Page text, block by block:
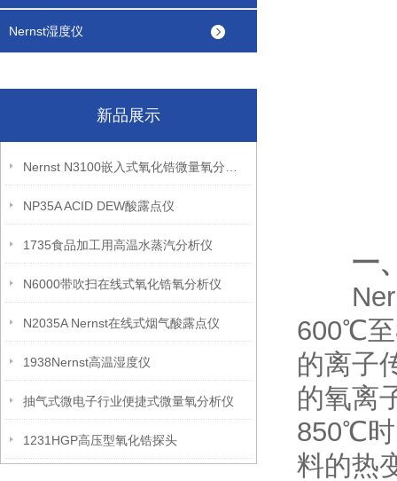
Nernst湿度仪
新品展示
NP35A ACID DEW酸露点仪
1735食品加工用高温水蒸汽分析仪
N6000带吹扫在线式氧化锆氧分析仪
N2035A Nernst在线式烟气酸露点仪
1938Nernst高温湿度仪
抽气式微电子行业便捷式微量氧分析仪
1231HGP高压型氧化锆探头
一
600℃至
的离子
的氧离
850℃时
料的热